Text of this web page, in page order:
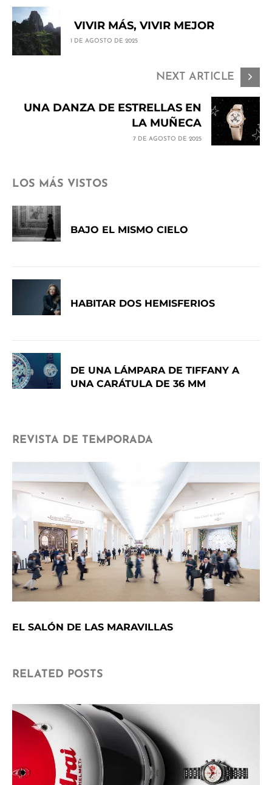
VIVIR MÁS, VIVIR MEJOR
1 DE AGOSTO DE 2025
NEXT ARTICLE
UNA DANZA DE ESTRELLAS EN
LA MUÑECA
7 DE AGOSTO DE 2025
LOS MÁS VISTOS
BAJO EL MISMO CIELO
HABITAR DOS HEMISFERIOS
DE UNA LÁMPARA DE TIFFANY A
UNA CARÁTULA DE 36 MM
REVISTA DE TEMPORADA
EL SALÓN DE LAS MARAVILLAS
RELATED POSTS